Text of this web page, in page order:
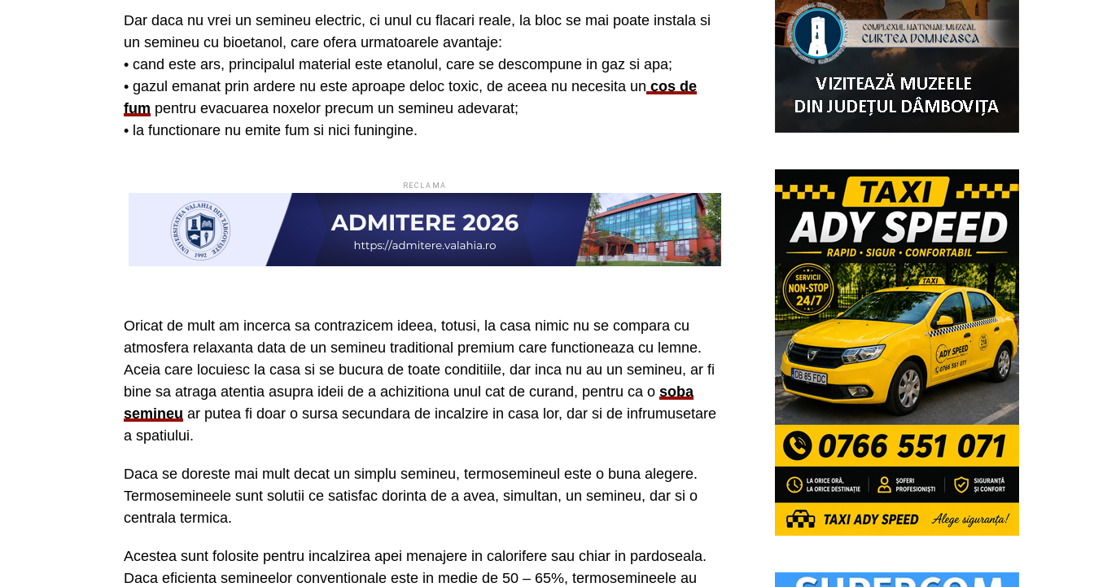
Dar daca nu vrei un semineu electric, ci unul cu flacari reale, la bloc se mai poate instala si
un semineu cu bioetanol, care ofera urmatoarele avantaje:
• cand este ars, principalul material este etanolul, care se descompune in gaz si apa;
• gazul emanat prin ardere nu este aproape deloc toxic, de aceea nu necesita un cos de
fum pentru evacuarea noxelor precum un semineu adevarat;
• la functionare nu emite fum si nici funingine.
RECLAMA
Oricat de mult am incerca sa contrazicem ideea, totusi, la casa nimic nu se compara cu
atmosfera relaxanta data de un semineu traditional premium care functioneaza cu lemne.
Aceia care locuiesc la casa si se bucura de toate conditiile, dar inca nu au un semineu, ar fi
bine sa atraga atentia asupra ideii de a achizitiona unul cat de curand, pentru ca o soba
semineu ar putea fi doar o sursa secundara de incalzire in casa lor, dar si de infrumusetare
a spatiului.
Daca se doreste mai mult decat un simplu semineu, termosemineul este o buna alegere.
Termosemineele sunt solutii ce satisfac dorinta de a avea, simultan, un semineu, dar si o
centrala termica.
Acestea sunt folosite pentru incalzirea apei menajere in calorifere sau chiar in pardoseala.
Daca eficienta semineelor conventionale este in medie de 50 – 65%, termosemineele au